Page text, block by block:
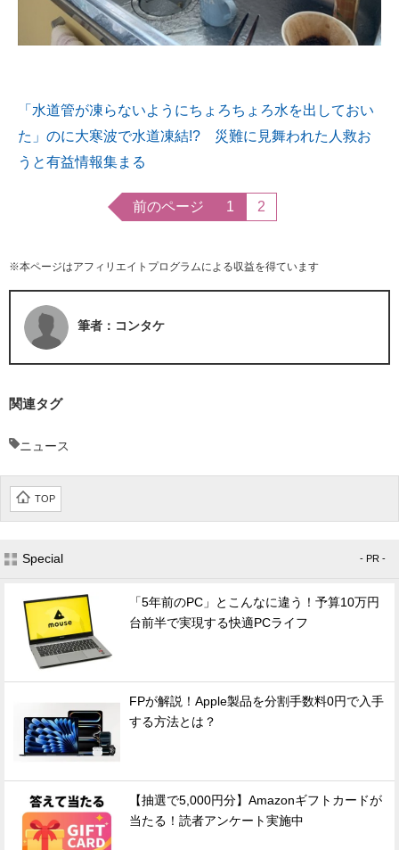
「水道管が凍らないようにちょろちょろ水を出しておい
た」のに大寒波で水道凍結!? 災難に見舞われた人救お
うと有益情報集まる
前のページ 1 2
※本ページはアフィリエイトプログラムによる収益を得ています
筆者：コンタケ
関連タグ
ニュース
TOP
Special - PR -
「5年前のPC」とこんなに違う！予算10万円
台前半で実現する快適PCライフ
FPが解説！Apple製品を分割手数料0円で入手
する方法とは？
【抽選で5,000円分】Amazonギフトカードが
当たる！読者アンケート実施中